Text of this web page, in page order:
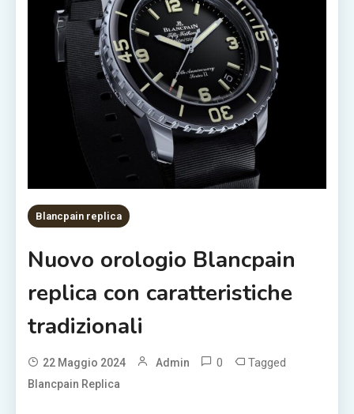
Blancpain replica
Nuovo orologio Blancpain
replica con caratteristiche
tradizionali
22 Maggio 2024 Admin 0 Tagged
Blancpain Replica